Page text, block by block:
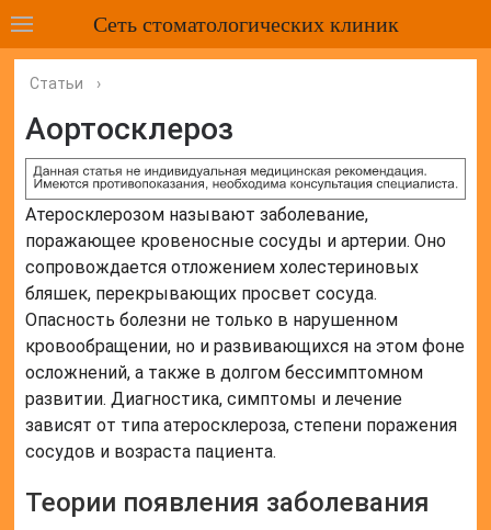
Сеть стоматологических клиник
Статьи ›
Аортосклероз
Атеросклерозом называют заболевание,
поражающее кровеносные сосуды и артерии. Оно
сопровождается отложением холестериновых
бляшек, перекрывающих просвет сосуда.
Опасность болезни не только в нарушенном
кровообращении, но и развивающихся на этом фоне
осложнений, а также в долгом бессимптомном
развитии. Диагностика, симптомы и лечение
зависят от типа атеросклероза, степени поражения
сосудов и возраста пациента.
Теории появления заболевания